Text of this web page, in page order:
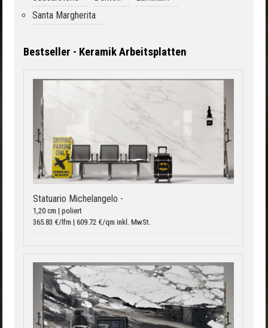
Santa Margherita
Bestseller - Keramik Arbeitsplatten
Statuario Michelangelo -
1,20 cm | poliert
365.83 €/lfm | 609.72 €/qm inkl. MwSt.